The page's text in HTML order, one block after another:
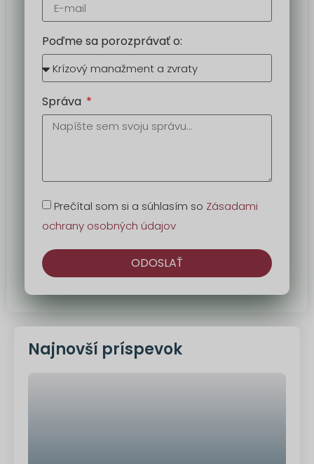
Poďme sa porozprávať o:
Správa
Prečítal som si a súhlasím so Zásadami
ochrany osobných údajov
ODOSLAŤ
Najnovší príspevok